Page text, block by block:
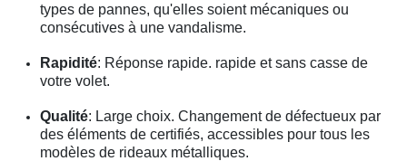
types de pannes, qu'elles soient mécaniques ou
consécutives à une vandalisme.
Rapidité: Réponse rapide. rapide et sans casse de
votre volet.
Qualité: Large choix. Changement de défectueux par
des éléments de certifiés, accessibles pour tous les
modèles de rideaux métalliques.